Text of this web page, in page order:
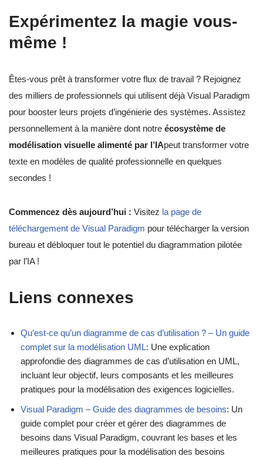
Expérimentez la magie vous-
même !
Êtes-vous prêt à transformer votre flux de travail ? Rejoignez
des milliers de professionnels qui utilisent déjà Visual Paradigm
pour booster leurs projets d’ingénierie des systèmes. Assistez
personnellement à la manière dont notre écosystème de
modélisation visuelle alimenté par l’IApeut transformer votre
texte en modèles de qualité professionnelle en quelques
secondes !
Commencez dès aujourd’hui : Visitez la page de
téléchargement de Visual Paradigm pour télécharger la version
bureau et débloquer tout le potentiel du diagrammation pilotée
par l’IA !
Liens connexes
Qu’est-ce qu’un diagramme de cas d’utilisation ? – Un guide
complet sur la modélisation UML: Une explication
approfondie des diagrammes de cas d’utilisation en UML,
incluant leur objectif, leurs composants et les meilleures
pratiques pour la modélisation des exigences logicielles.
Visual Paradigm – Guide des diagrammes de besoins: Un
guide complet pour créer et gérer des diagrammes de
besoins dans Visual Paradigm, couvrant les bases et les
meilleures pratiques pour la modélisation des besoins